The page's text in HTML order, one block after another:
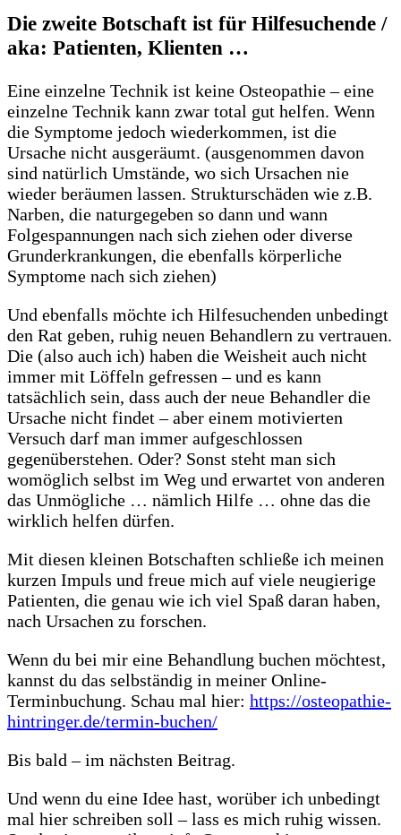
Die zweite Botschaft ist für Hilfesuchende /
aka: Patienten, Klienten …
Eine einzelne Technik ist keine Osteopathie – eine
einzelne Technik kann zwar total gut helfen. Wenn
die Symptome jedoch wiederkommen, ist die
Ursache nicht ausgeräumt. (ausgenommen davon
sind natürlich Umstände, wo sich Ursachen nie
wieder beräumen lassen. Strukturschäden wie z.B.
Narben, die naturgegeben so dann und wann
Folgespannungen nach sich ziehen oder diverse
Grunderkrankungen, die ebenfalls körperliche
Symptome nach sich ziehen)
Und ebenfalls möchte ich Hilfesuchenden unbedingt
den Rat geben, ruhig neuen Behandlern zu vertrauen.
Die (also auch ich) haben die Weisheit auch nicht
immer mit Löffeln gefressen – und es kann
tatsächlich sein, dass auch der neue Behandler die
Ursache nicht findet – aber einem motivierten
Versuch darf man immer aufgeschlossen
gegenüberstehen. Oder? Sonst steht man sich
womöglich selbst im Weg und erwartet von anderen
das Unmögliche … nämlich Hilfe … ohne das die
wirklich helfen dürfen.
Mit diesen kleinen Botschaften schließe ich meinen
kurzen Impuls und freue mich auf viele neugierige
Patienten, die genau wie ich viel Spaß daran haben,
nach Ursachen zu forschen.
Wenn du bei mir eine Behandlung buchen möchtest,
kannst du das selbständig in meiner Online-
Terminbuchung. Schau mal hier: https://osteopathie-
hintringer.de/termin-buchen/
Bis bald – im nächsten Beitrag.
Und wenn du eine Idee hast, worüber ich unbedingt
mal hier schreiben soll – lass es mich ruhig wissen.